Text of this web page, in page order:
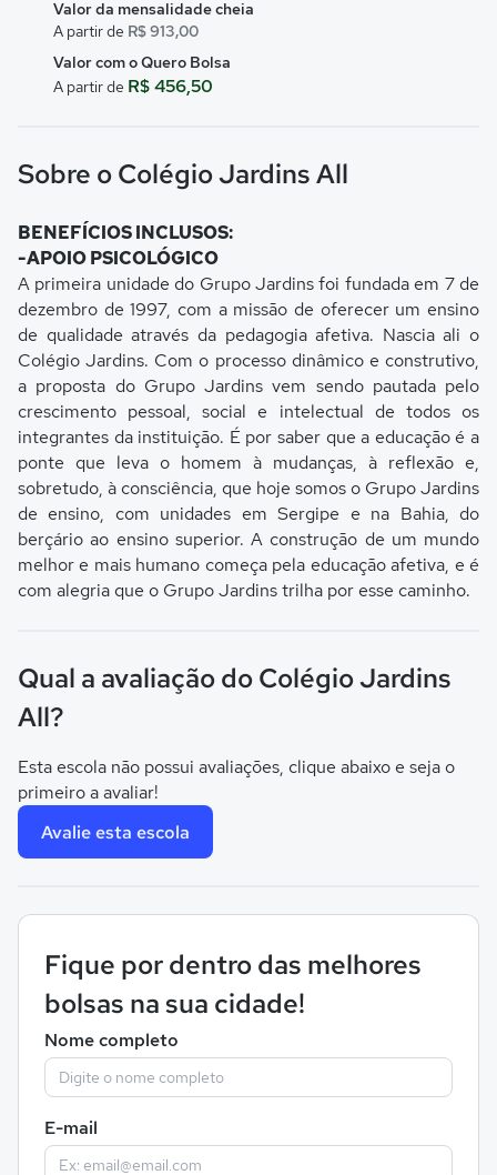
Valor da mensalidade cheia
A partir de R$ 913,00
Valor com o Quero Bolsa
A partir de R$ 456,50
Sobre o Colégio Jardins All
BENEFÍCIOS INCLUSOS:
-APOIO PSICOLÓGICO
A primeira unidade do Grupo Jardins foi fundada em 7 de
dezembro de 1997, com a missão de oferecer um ensino
de qualidade através da pedagogia afetiva. Nascia ali o
Colégio Jardins. Com o processo dinâmico e construtivo,
a proposta do Grupo Jardins vem sendo pautada pelo
crescimento pessoal, social e intelectual de todos os
integrantes da instituição. É por saber que a educação é a
ponte que leva o homem à mudanças, à reflexão e,
sobretudo, à consciência, que hoje somos o Grupo Jardins
de ensino, com unidades em Sergipe e na Bahia, do
berçário ao ensino superior. A construção de um mundo
melhor e mais humano começa pela educação afetiva, e é
com alegria que o Grupo Jardins trilha por esse caminho.
Qual a avaliação do Colégio Jardins
All?
Esta escola não possui avaliações, clique abaixo e seja o
primeiro a avaliar!
Avalie esta escola
Fique por dentro das melhores
bolsas na sua cidade!
Nome completo
E-mail